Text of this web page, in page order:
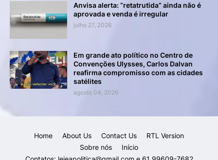
Anvisa alerta: “retatrutida” ainda não é
aprovada e venda é irregular
julho 27, 2026
Em grande ato político no Centro de
Convenções Ulysses, Carlos Dalvan
reafirma compromisso com as cidades
satélites
agosto 04, 2026
Home About Us Contact Us
RTL Version
Sobre nós
Início